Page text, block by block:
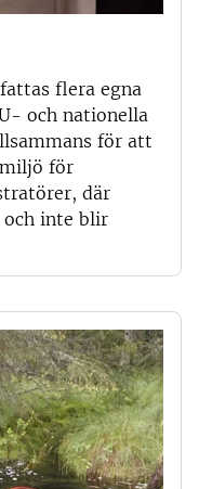
flera egna
och nationella
för att
för
där
inte blir